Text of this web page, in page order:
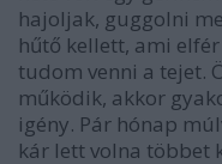
hajoljak, guggolni
hűtő kellett, ami
tudom venni a tejet.
működik, akkor
igény. Pár hónap
kár lett volna többet